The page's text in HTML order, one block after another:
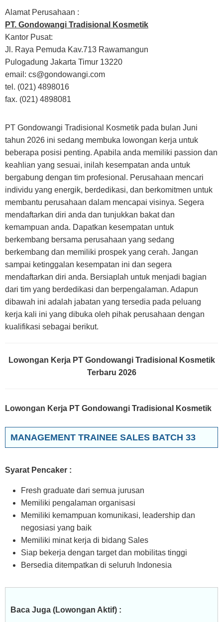
Alamat Perusahaan :
PT. Gondowangi Tradisional Kosmetik
Kantor Pusat:
Jl. Raya Pemuda Kav.713 Rawamangun
Pulogadung Jakarta Timur 13220
email: cs@gondowangi.com
tel. (021) 4898016
fax. (021) 4898081
PT Gondowangi Tradisional Kosmetik pada bulan Juni
tahun 2026 ini sedang membuka lowongan kerja untuk
beberapa posisi penting. Apabila anda memiliki passion dan
keahlian yang sesuai, inilah kesempatan anda untuk
bergabung dengan tim profesional. Perusahaan mencari
individu yang energik, berdedikasi, dan berkomitmen untuk
membantu perusahaan dalam mencapai visinya. Segera
mendaftarkan diri anda dan tunjukkan bakat dan
kemampuan anda. Dapatkan kesempatan untuk
berkembang bersama perusahaan yang sedang
berkembang dan memiliki prospek yang cerah. Jangan
sampai ketinggalan kesempatan ini dan segera
mendaftarkan diri anda. Bersiaplah untuk menjadi bagian
dari tim yang berdedikasi dan berpengalaman. Adapun
dibawah ini adalah jabatan yang tersedia pada peluang
kerja kali ini yang dibuka oleh pihak perusahaan dengan
kualifikasi sebagai berikut.
Lowongan Kerja PT Gondowangi Tradisional Kosmetik
Terbaru 2026
Lowongan Kerja PT Gondowangi Tradisional Kosmetik
MANAGEMENT TRAINEE SALES BATCH 33
Syarat Pencaker :
Fresh graduate dari semua jurusan
Memiliki pengalaman organisasi
Memiliki kemampuan komunikasi, leadership dan
negosiasi yang baik
Memiliki minat kerja di bidang Sales
Siap bekerja dengan target dan mobilitas tinggi
Bersedia ditempatkan di seluruh Indonesia
Baca Juga (Lowongan Aktif) :